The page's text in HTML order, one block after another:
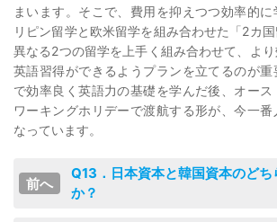
まいます。そこで、費用を抑えつつ効率的に
リピン留学と欧米留学を組み合わせた「2カ
異なる2つの留学を上手く組み合わせて、よ
英語習得ができるようプランを立てるのが
で効率良く英語力の基礎を学んだ後、オース
ワーキングホリデーで渡航する形が、今一
なっています。
Q13．日本資本と韓国資本のどち
か？